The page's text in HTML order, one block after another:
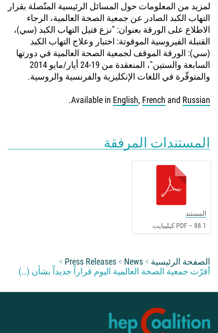
لمزيد من المعلومات حول المسائل الرئيسية المتّصلة بقرار
التهاب الكبد الصادر عن جمعية الصحة العالمية، الرجاء
الاطلاع على الورقة بعنوان: "نزع فتيل التهاب الكبد (سي)،
القنبلة الفيروسية الموقوتة: اختبار وعلاج التهاب الكبد
(سي): الورقة الموقف لجمعية الصحة العالمية في دورتها
السابعة والستين"، المنعقدة من 19-24 أيار/مايو 2014
والمتوفّرة في اللغات الإنكليزية والفرنسية والروسية.
Available in English, French and Russian
.
المستندات المرفقة
المستند
PDF – 88.1 كيليبايت
You are here:
الصفحة الرئيسية News
Press Releases
أقرّت جمعية الصحة العالمية اليوم قراراً جديداً بشأن (…)